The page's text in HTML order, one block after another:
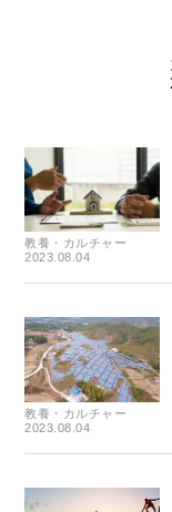
教養・カルチャー
2023.08.04
教養・カルチャー
2023.08.04